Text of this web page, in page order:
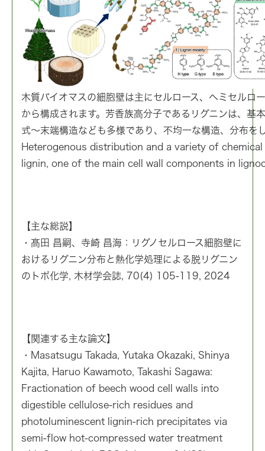
木質バイオマスの細胞壁は主にセルロース、ヘミセルロ
から構成されます。芳香族高分子であるリグニンは、基
式〜末端構造なども多様であり、不均一な構造、分布を
Heterogenous distribution and a variety of
lignin, one of the main cell wall components in
【主な総説】
・髙田 昌嗣、寺崎 昌海：リグノセルロース細胞壁に
おけるリグニン分布と熱化学処理による脱リグニン
のトポ化学, 木材学会誌, 70(4) 105-119, 2024
【関連する主な論文】
・Masatsugu Takada, Yutaka Okazaki, Shinya
Kajita, Haruo Kawamoto, Takashi Sagawa:
Fractionation of beech wood cell walls into
digestible cellulose-rich residues and
photoluminescent lignin-rich precipitates via
semi-flow hot-compressed water treatment